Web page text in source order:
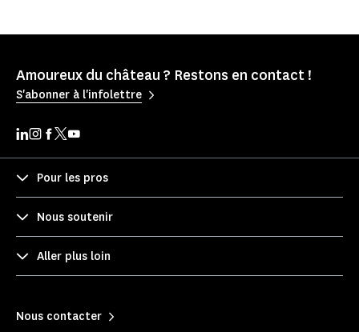
Amoureux du château ? Restons en contact !
S'abonner à l'infolettre
Pour les pros
Nous soutenir
Aller plus loin
Nous contacter